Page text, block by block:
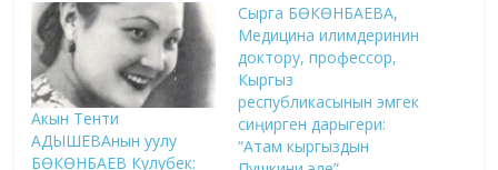
Акын Тенти
АДЫШЕВАнын уулу
БӨКӨНБАЕВ Кулубек:
Сырга БӨКӨНБАЕВА,
Медицина илимдеринин
доктору, профессор,
Кыргыз
республикасынын эмгек
сиңирген дарыгери:
“Атам кыргыздын